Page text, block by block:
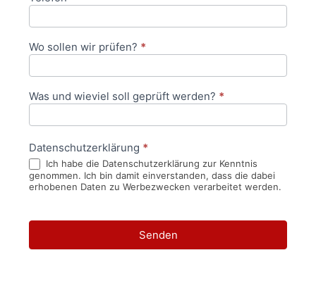
Wo sollen wir prüfen? *
Was und wieviel soll geprüft werden? *
Datenschutzerklärung *
Ich habe die Datenschutzerklärung zur Kenntnis
genommen. Ich bin damit einverstanden, dass die dabei
erhobenen Daten zu Werbezwecken verarbeitet werden.
Senden